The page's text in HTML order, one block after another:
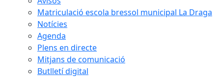
Matriculació escola bressol municipal La Draga
Notícies
Agenda
Plens en directe
Mitjans de comunicació
Butlletí digital